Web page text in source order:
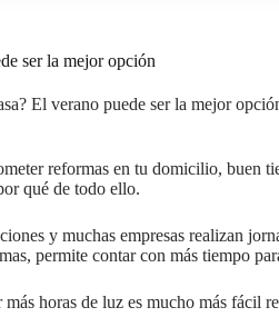
ser la mejor opción
El verano puede ser la mejor
reformas en tu domicilio, buen
qué de todo ello.
y muchas empresas realizan
permite contar con más tiempo
horas de luz es mucho más fácil